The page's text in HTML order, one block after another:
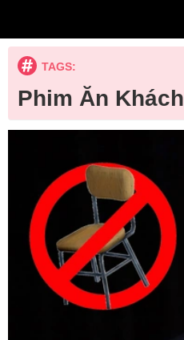
TAGS:
Phim Ăn Khách